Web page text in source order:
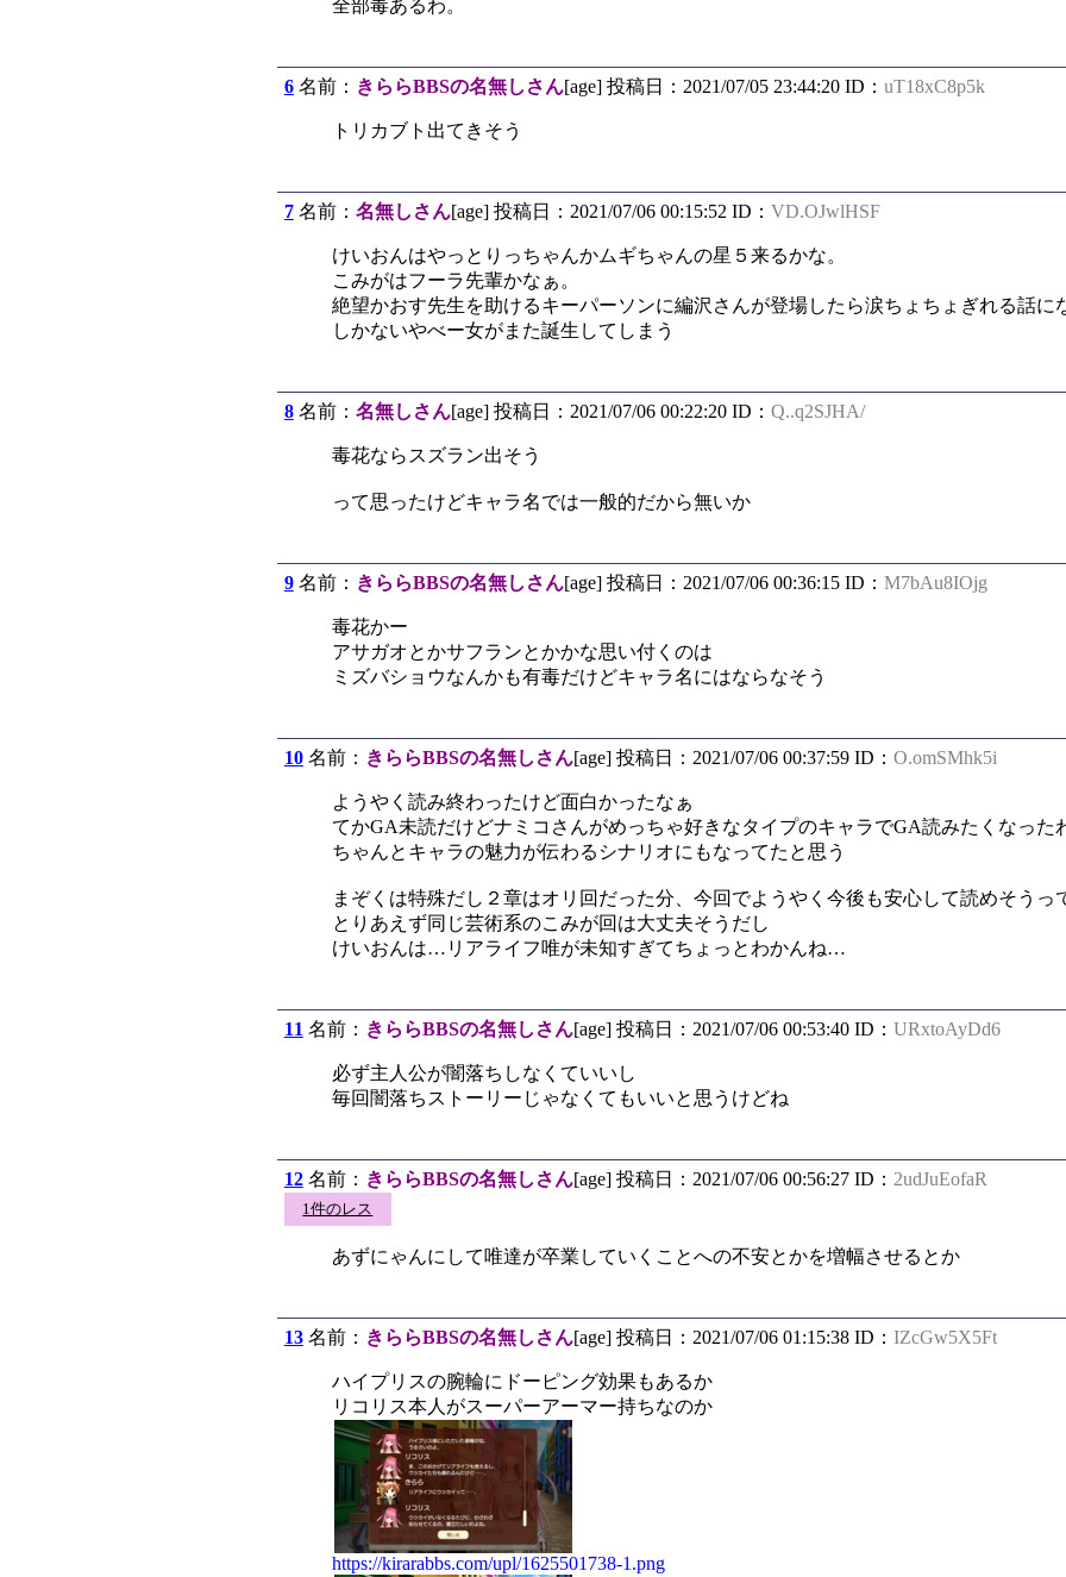
全部毒あるわ。
6名前： きららBBSの名無しさん[age] 投稿日：2021/07/05 23:44:20 ID： uT18xC8p5k
トリカブト出てきそう
7名前： 名無しさん[age] 投稿日：2021/07/06 00:15:52 ID： VD.OJwlHSF
けいおんはやっとりっちゃんかムギちゃんの星５来るかな。
こみがはフーラ先輩かなぁ。
絶望かおす先生を助けるキーパーソンに編沢さんが登場したら涙ちょちょぎれる話に
しかないやべー女がまた誕生してしまう
8名前： 名無しさん[age] 投稿日：2021/07/06 00:22:20 ID： Q..q2SJHA/
毒花ならスズラン出そう
って思ったけどキャラ名では一般的だから無いか
9名前： きららBBSの名無しさん[age] 投稿日：2021/07/06 00:36:15 ID： M7bAu8IOjg
毒花かー
アサガオとかサフランとかかな思い付くのは
ミズバショウなんかも有毒だけどキャラ名にはならなそう
10名前： きららBBSの名無しさん[age] 投稿日：2021/07/06 00:37:59 ID： O.omSMhk5i
ようやく読み終わったけど面白かったなぁ
てかGA未読だけどナミコさんがめっちゃ好きなタイプのキャラでGA読みたくなった
ちゃんとキャラの魅力が伝わるシナリオにもなってたと思う
まぞくは特殊だし２章はオリ回だった分、今回でようやく今後も安心して読めそうっ
とりあえず同じ芸術系のこみが回は大丈夫そうだし
けいおんは…リアライフ唯が未知すぎてちょっとわかんね…
11 名前： きららBBSの名無しさん[age] 投稿日：2021/07/06 00:53:40 ID： URxtoAyDd6
必ず主人公が闇落ちしなくていいし
毎回闇落ちストーリーじゃなくてもいいと思うけどね
12名前： きららBBSの名無しさん[age] 投稿日：2021/07/06 00:56:27 ID： 2udJuEofaR
1件のレス
あずにゃんにして唯達が卒業していくことへの不安とかを増幅させるとか
13名前： きららBBSの名無しさん[age] 投稿日：2021/07/06 01:15:38 ID： IZcGw5X5Ft
ハイプリスの腕輪にドーピング効果もあるか
リコリス本人がスーパーアーマー持ちなのか
https://kirarabbs.com/upl/1625501738-1.png